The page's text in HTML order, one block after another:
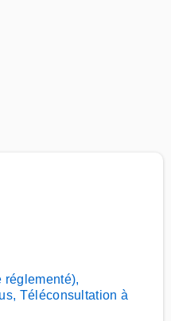
réglementé),
Téléconsultation à